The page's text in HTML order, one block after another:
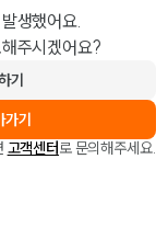
생했어요.
주시겠어요?
기
가기
고객센터로 문의해주세요.